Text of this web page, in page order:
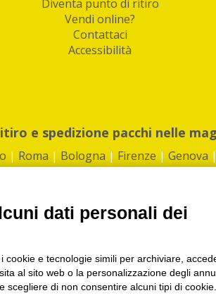
Diventa punto di ritiro
Vendi online?
Contattaci
Accessibilità
e spedizione pacchi nelle
| Roma | Bologna | Firenze | Genova |
RM 1494760 | Cap.Soc.: 50.000€ |
Bar, Tabaccai, Edicole e Kipoint per ritirare i
dati personali dei
e tecnologie simili per archiviare,
al sito web o la personalizzazione degli
scegliere di non consentire alcuni tipi di cookie.